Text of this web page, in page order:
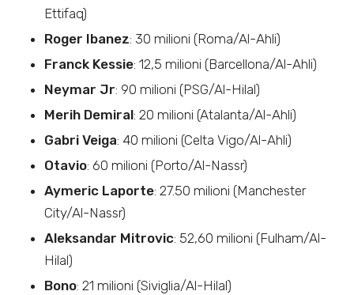
Ettifaq)
Roger Ibanez: 30 milioni (Roma/Al-Ahli)
Franck Kessie: 12,5 milioni (Barcellona/Al-Ahli)
Neymar Jr: 90 milioni (PSG/Al-Hilal)
Merih Demiral: 20 milioni (Atalanta/Al-Ahli)
Gabri Veiga: 40 milioni (Celta Vigo/Al-Ahli)
Otavio: 60 milioni (Porto/Al-Nassr)
Aymeric Laporte: 27.50 milioni (Manchester
City/Al-Nassr)
Aleksandar Mitrovic: 52,60 milioni (Fulham/Al-
Hilal)
Bono: 21 milioni (Siviglia/Al-Hilal)